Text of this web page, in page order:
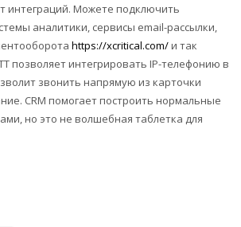
интеграций. Можете подключить
аналитики, сервисы email-рассылки,
https://xcritical.com/и так
позволяет интегрировать IP-телефонию в
звонить напрямую из карточки
CRM помогает построить нормальные
но это не волшебная таблетка для